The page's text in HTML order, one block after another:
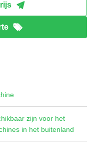
zijn voor het
in het buitenland